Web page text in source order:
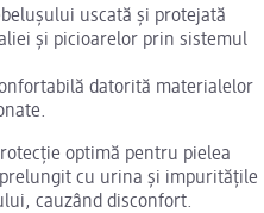
uscată și protejată
și picioarelor prin sistemul
datorită materialelor
optimă pentru pielea
cu urina și impuritățile
cauzând disconfort.